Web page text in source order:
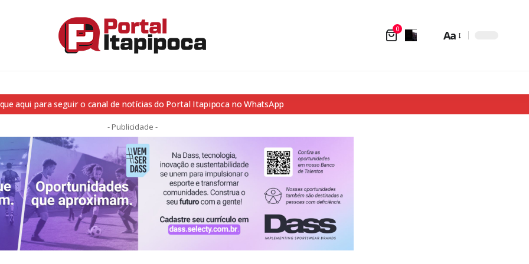
0 Aa
aqui para seguir o canal de notícias do Portal Itapipoca no WhatsApp
- Publicidade -